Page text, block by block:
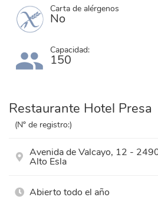
Carta de alérgenos
No
Capacidad:
150
Restaurante Hotel Presa
(Nº de registro:)
Avenida de Valcayo, 12 -
Alto Esla
Abierto todo el año